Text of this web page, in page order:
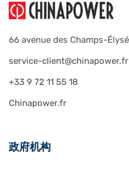
66 avenue des Champs-
service-client@chinapower.fr
+33 9 72 11 55 18
Chinapower.fr
政府机构